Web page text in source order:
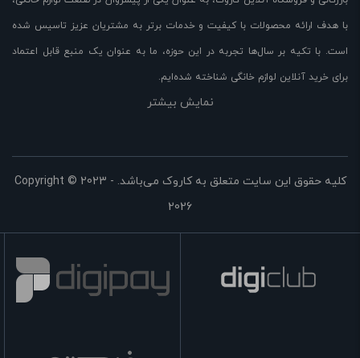
با هدف ارائه محصولات با کیفیت و خدمات برتر به مشتریان عزیز تاسیس شده
است. با تکیه بر سال‌ها تجربه در این حوزه، ما به عنوان یک منبع قابل اعتماد
برای خرید آنلاین لوازم خانگی شناخته شده‌ایم.
در وبسایت کاروک، مجموعه‌ای بزرگ از لوازم خانگی با کیفیت بالا را با قیمت مناسب
فروشگاه ما می‌توان به لوازم آشپزخانه، لوازم برقی، لوازم خوراکی، لوازم تهویه و
سرمایش، لوازم خانه و دکوراسیون و بسیاری از محصولات دیگر اشاره کرد.
ما با همت و تلاش برای ارائه بهترین تجربه خرید آنلاین، بر رضایت مشتریانمان
تمرکز می‌کنیم. به همین دلیل، محصولات ما تنها از برندهای معتبر و معروف با
کیفیت استفاده می‌کنند. همچنین، تیم پشتیبانی ما همواره آماده پاسخگویی به
سوالات و رفع مشکلات شماست.
نمایش بیشتر
کلیه حقوق این سایت متعلق به کاروک می‌باشد. Copyright © 2023 -
2026